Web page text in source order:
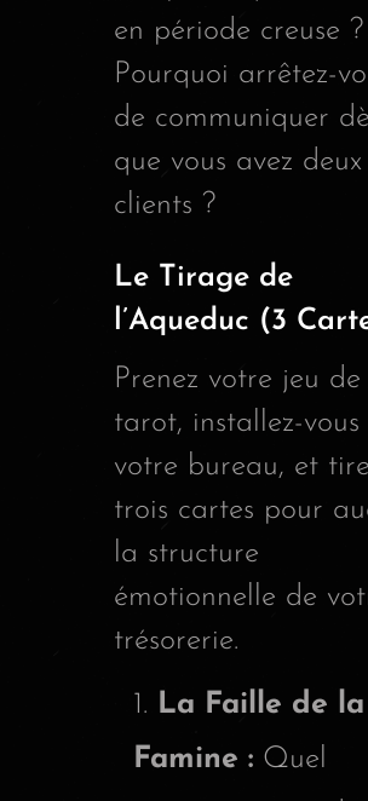
en période creuse ?
Pourquoi arrêtez-
de communiquer
que vous avez deux
clients ?
Le Tirage de
l’Aqueduc (3
Prenez votre jeu de
tarot, installez-vous
votre bureau, et
trois cartes pour
la structure
émotionnelle de
trésorerie.
La Faille de la
Famine : Quel